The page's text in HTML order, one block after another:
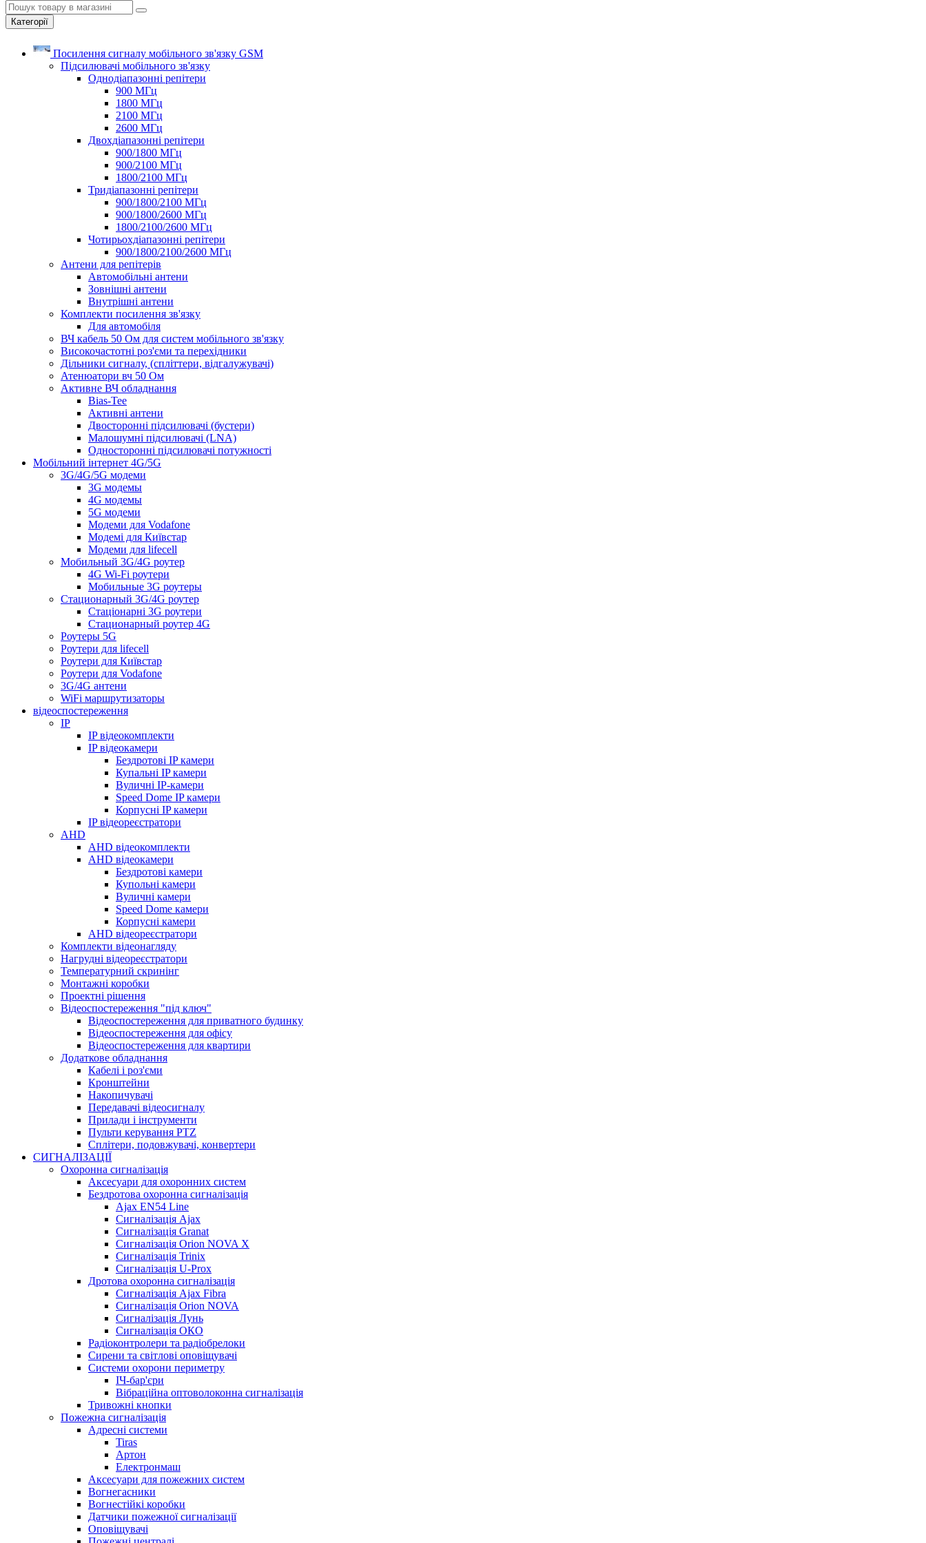
Категорії
Посилення сигналу мобільного зв'язку GSM
Підсилювачі мобільного зв'язку
Однодіапазонні репітери
900 МГц
1800 МГц
2100 МГц
2600 МГц
Двохдіапазонні репітери
900/1800 МГц
900/2100 МГц
1800/2100 МГц
Тридіапазонні репітери
900/1800/2100 МГц
900/1800/2600 МГц
1800/2100/2600 МГц
Чотирьохдіапазонні репітери
900/1800/2100/2600 МГц
Антени для репітерів
Автомобільні антени
Зовнішні антени
Внутрішні антени
Комплекти посилення зв'язку
Для автомобіля
ВЧ кабель 50 Ом для систем мобільного зв'язку
Високочастотні роз'єми та перехідники
Дільники сигналу, (спліттери, відгалужувачі)
Атенюатори вч 50 Ом
Активне ВЧ обладнання
Bias-Tee
Активні антени
Двосторонні підсилювачі (бустери)
Малошумні підсилювачі (LNA)
Односторонні підсилювачі потужності
Мобільний інтернет 4G/5G
3G/4G/5G модеми
3G модемы
4G модемы
5G модеми
Модеми для Vodafone
Модемі для Київстар
Модеми для lifecell
Мобильный 3G/4G роутер
4G Wi-Fi роутери
Мобильные 3G роутеры
Стационарный 3G/4G роутер
Стаціонарні 3G роутери
Стационарный роутер 4G
Роутеры 5G
Роутери для lifecell
Роутери для Київстар
Роутери для Vodafone
3G/4G антени
WiFi маршрутизаторы
відеоспостереження
IP
IP відеокомплекти
IP відеокамери
Бездротові IP камери
Купальні IP камери
Вуличні IP-камери
Speed Dome IP камери
Корпусні IP камери
IP відеореєстратори
AHD
AHD відеокомплекти
AHD відеокамери
Бездротові камери
Купольні камери
Вуличні камери
Speed Dome камери
Корпусні камери
AHD відеореєстратори
Комплекти відеонагляду
Нагрудні відеореєстратори
Температурний скринінг
Монтажні коробки
Проектні рішення
Відеоспостереження "під ключ"
Відеоспостереження для приватного будинку
Відеоспостереження для офісу
Відеоспостереження для квартири
Додаткове обладнання
Кабелі і роз'єми
Кронштейни
Накопичувачі
Передавачі відеосигналу
Прилади і інструменти
Пульти керування PTZ
Сплітери, подовжувачі, конвертери
СИГНАЛІЗАЦІЇ
Охоронна сигналізація
Аксесуари для охоронних систем
Бездротова охоронна сигналізація
Ajax EN54 Line
Сигналізація Ajax
Сигналізація Granat
Сигналізація Orion NOVA X
Сигналізація Trinix
Сигналізація U-Prox
Дротова охоронна сигналізація
Сигналізація Ajax Fibra
Сигналізація Orion NOVA
Сигналізація Лунь
Сигналізація ОКО
Радіоконтролери та радіобрелоки
Сирени та світлові оповіщувачі
Системи охорони периметру
ІЧ-бар'єри
Вібраційна оптоволоконна сигналізація
Тривожні кнопки
Пожежна сигналізація
Адресні системи
Tiras
Артон
Електронмаш
Аксесуари для пожежних систем
Вогнегасники
Вогнестійкі коробки
Датчики пожежної сигналізації
Оповіщувачі